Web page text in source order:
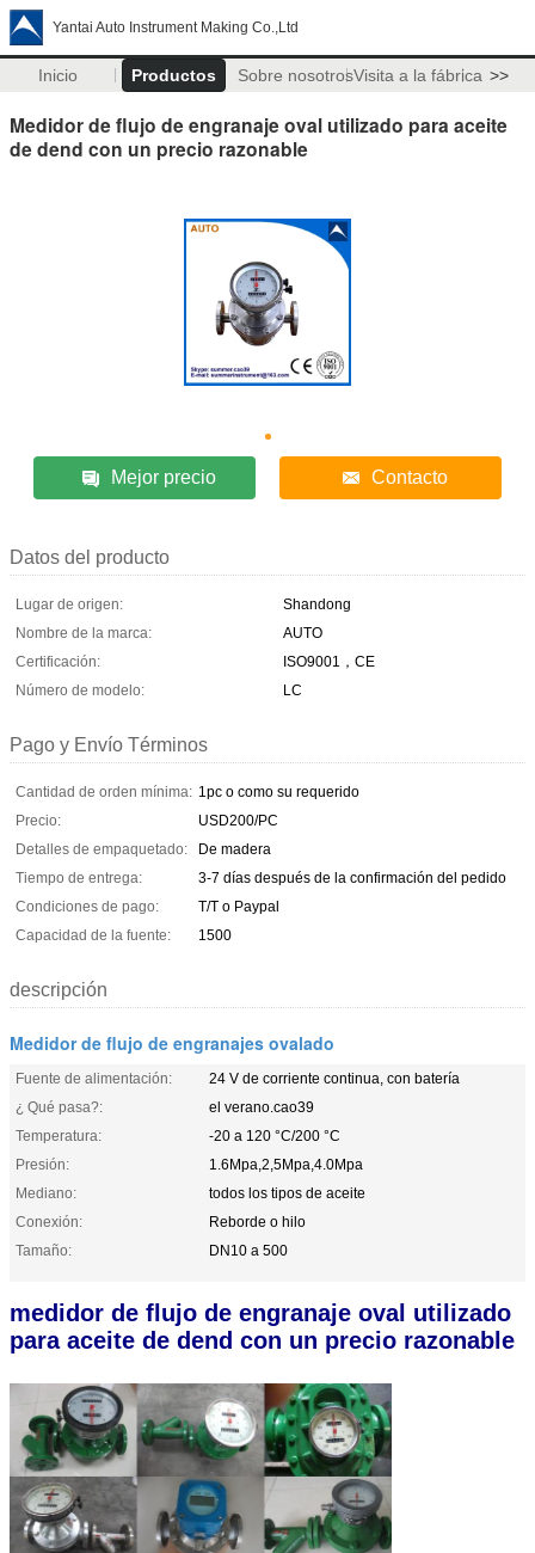
Yantai Auto Instrument Making Co.,Ltd
Inicio Productos Sobre nosotrosVisita a la fábrica >>
Medidor de flujo de engranaje oval utilizado para aceite
de dend con un precio razonable
Mejor precio Contacto
Datos del producto
Lugar de origen:
Shandong
Nombre de la marca:
AUTO
Certificación:
ISO9001，CE
Número de modelo:
LC
Pago y Envío Términos
Cantidad de orden mínima: 1pc o como su requerido
Precio:
USD200/PC
Detalles de empaquetado:
De madera
Tiempo de entrega:
3-7 días después de la confirmación del pedido
Condiciones de pago:
T/T o Paypal
Capacidad de la fuente:
1500
descripción
Medidor de flujo de engranajes ovalado
Fuente de alimentación:
24 V de corriente continua, con batería
¿ Qué pasa?:
el verano.cao39
Temperatura:
-20 a 120 °C/200 °C
Presión:
1.6Mpa,2,5Mpa,4.0Mpa
Mediano:
todos los tipos de aceite
Conexión:
Reborde o hilo
Tamaño:
DN10 a 500
medidor de flujo de engranaje oval utilizado
para aceite de dend con un precio razonable